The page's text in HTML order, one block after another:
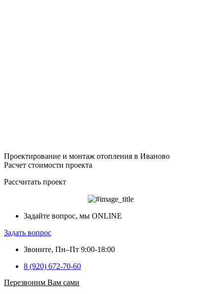
Проектирование и монтаж отопления в Иваново
Расчет стоимости проекта
Рассчитать проект
Задайте вопрос, мы ONLINE
Задать вопрос
Звоните, Пн–Пт 9:00-18:00
8 (920) 672-70-60
Перезвоним Вам сами